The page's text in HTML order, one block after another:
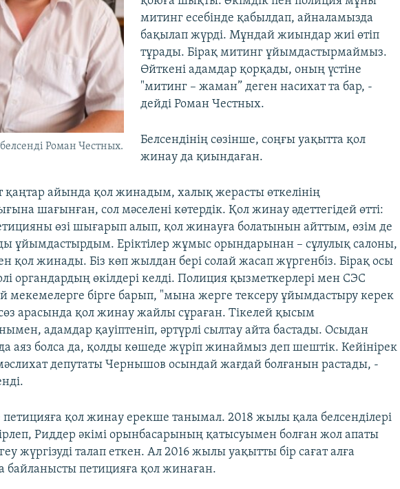
Роман Честных.
митинг есебінде қабылдап, айналамызда
бақылап жүрді. Мұндай жиындар жиі өтіп
тұрады. Бірақ митинг ұйымдастырмаймыз.
Өйткені адамдар қорқады, оның үстіне
"митинг – жаман” деген насихат та бар, -
дейді Роман Честных.
Белсендінің сөзінше, соңғы уақытта қол
жинау да қиындаған.
қаңтар айында қол жинадым, халық жерасты өткелінің
шағынған, сол мәселені көтердік. Қол жинау әдеттегідей өтті:
өзі шығарып алып, қол жинауға болатынын айттым, өзім де
ұйымдастырдым. Еріктілер жұмыс орындарынан – сұлулық салоны,
қол жинады. Біз көп жылдан бері солай жасап жүргенбіз. Бірақ осы
органдардың өкілдері келді. Полиция қызметкерлері мен СЭС
мекемелерге бірге барып, "мына жерге тексеру ұйымдастыру керек
арасында қол жинау жайлы сұраған. Тікелей қысым
адамдар қауіптеніп, әртүрлі сылтау айта бастады. Осыдан
аяз болса да, қолды көшеде жүріп жинаймыз деп шештік. Кейінірек
депутаты Чернышов осындай жағдай болғанын растады, -
қол жинау ерекше танымал. 2018 жылы қала белсенділері
Риддер әкімі орынбасарының қатысуымен болған жол апаты
жүргізуді талап еткен. Ал 2016 жылы уақытты бір сағат алға
петицияға қол жинаған.